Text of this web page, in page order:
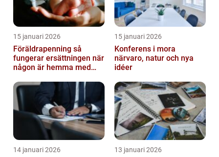
15 januari 2026
Föräldrapenning så
fungerar ersättningen när
någon är hemma med
15 januari 2026
Konferens i mora
närvaro, natur och nya
idéer
14 januari 2026 13 januari 2026